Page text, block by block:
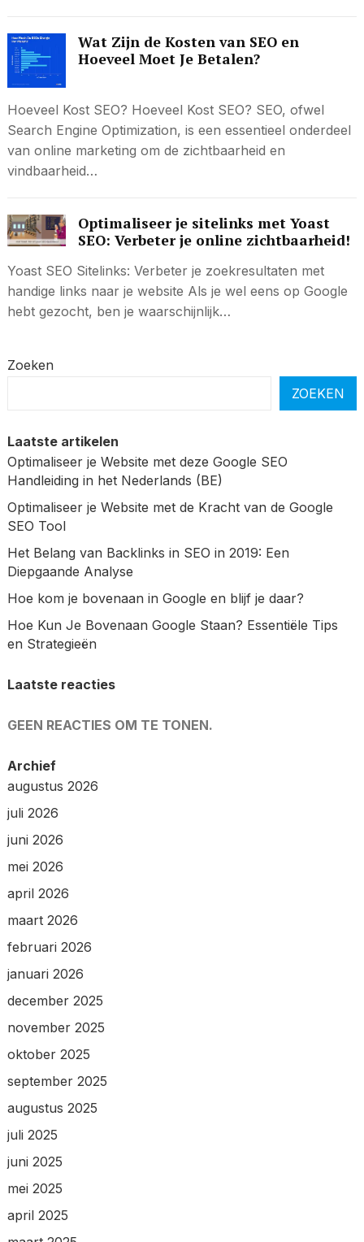
Wat Zijn de Kosten van SEO en
Hoeveel Moet Je Betalen?
Hoeveel Kost SEO? Hoeveel Kost SEO? SEO, ofwel
Search Engine Optimization, is een essentieel onderdeel
van online marketing om de zichtbaarheid en
vindbaarheid…
Optimaliseer je sitelinks met Yoast
SEO: Verbeter je online zichtbaarheid!
Yoast SEO Sitelinks: Verbeter je zoekresultaten met
handige links naar je website Als je wel eens op Google
hebt gezocht, ben je waarschijnlijk…
Zoeken
ZOEKEN
Laatste artikelen
Optimaliseer je Website met deze Google SEO
Handleiding in het Nederlands (BE)
Optimaliseer je Website met de Kracht van de Google
SEO Tool
Het Belang van Backlinks in SEO in 2019: Een
Diepgaande Analyse
Hoe kom je bovenaan in Google en blijf je daar?
Hoe Kun Je Bovenaan Google Staan? Essentiële Tips
en Strategieën
Laatste reacties
GEEN REACTIES OM TE TONEN.
Archief
augustus 2026
juli 2026
juni 2026
mei 2026
april 2026
maart 2026
februari 2026
januari 2026
december 2025
november 2025
oktober 2025
september 2025
augustus 2025
juli 2025
juni 2025
mei 2025
april 2025